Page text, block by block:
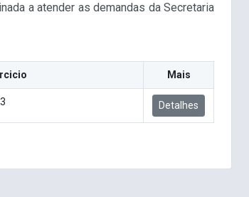
a atender as demandas da Secretaria
Mais
Detalhes